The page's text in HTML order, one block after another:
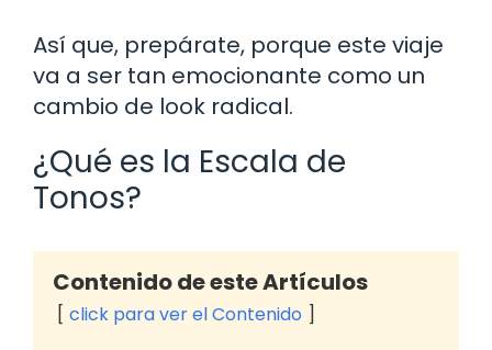
Así que, prepárate, porque este viaje
va a ser tan emocionante como un
cambio de look radical.
¿Qué es la Escala de
Tonos?
Contenido de este Artículos
click para ver el Contenido